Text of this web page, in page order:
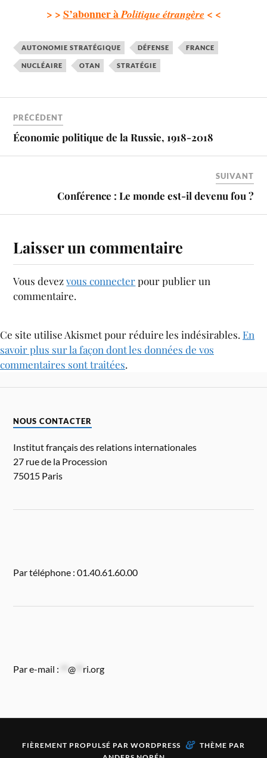
> >S’abonner àPolitique étrangère < <
AUTONOMIE STRATÉGIQUE DÉFENSE FRANCE
NUCLÉAIRE OTAN STRATÉGIE
PRÉCÉDENT
Économie politique de la Russie, 1918-2018
SUIVANT
Conférence : Le monde est-il devenu fou ?
Laisser un commentaire
Vous devezvous connecterpour publier un
commentaire.
Ce site utilise Akismet pour réduire les indésirables. En
savoir plus sur la façon dont les données de vos
commentaires sont traitées.
NOUS CONTACTER
Institut français des relations internationales
27 rue de la Procession
75015 Paris
Par téléphone : 01.40.61.60.00
Par e-mail : **@ ri.org
FIÈREMENT PROPULSÉ PAR WORDPRESS & THÈME PAR